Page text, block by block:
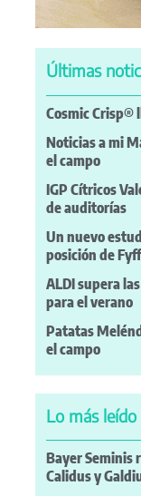
Últimas
Cosmic Crisp®
Noticias a mi
el campo
IGP Cítricos
de auditorías
Un nuevo
posición de
ALDI supera
para el verano
Patatas
el campo
Lo más leído
Bayer Seminis
Calidus y